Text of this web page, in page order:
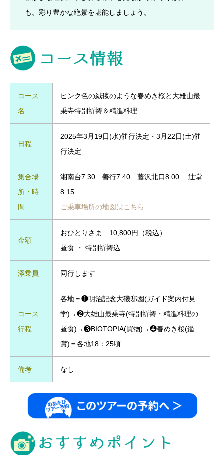
も。彩り豊かな絶景を堪能しましょう。
コース
名
ピンク色の絨毯のような春めき桜と大雄山最
乗寺特別祈祷＆精進料理
日程
2025年3月19日(水)催行決定・3月22日(土)催
行決定
集合場
所・時
間
湘南台7:30 善行7:40 藤沢北口8:00 辻堂
8:15
ご乗車場所の地図はこちら
金額
おひとりさま 10,800円（税込）
昼食 ・ 特別祈祷込
添乗員 同行します
コース
行程
各地＝❶明治記念大磯邸園(ガイド案内付見
学)→❷大雄山最乗寺(特別祈祷・精進料理の
昼食)→❸BIOTOPIA(買物)→❹春めき桜(鑑
賞)＝各地18：25頃
備考 なし